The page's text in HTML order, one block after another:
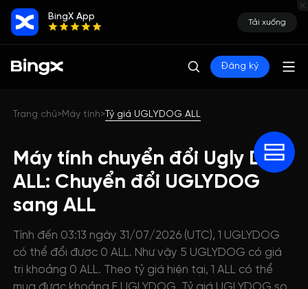
BingX App
Tải xuống
Đăng ký
Trang chủ>Máy tính>Tỷ giá UGLYDOG ALL
Máy tính chuyển đổi Ugly Dog
ALL: Chuyển đổi UGLYDOG
sang ALL
Tính đến 03:13 ngày 31/07/2026 (UTC), 1 UGLYDOG
có thể đổi được 0 ALL. Như vậy 5 UGLYDOG có giá
trị khoảng 0 ALL. Theo tỷ giá hiện tại, 1 ALL có thể